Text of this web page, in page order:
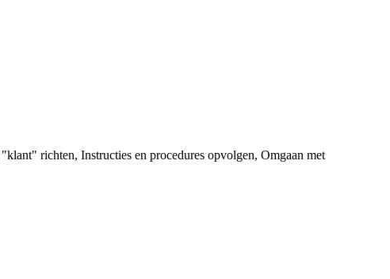
richten, Instructies en procedures opvolgen, Omgaan met